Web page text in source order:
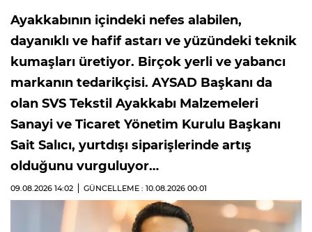
Ayakkabının içindeki nefes alabilen,
dayanıklı ve hafif astarı ve yüzündeki teknik
kumaşları üretiyor. Birçok yerli ve yabancı
markanın tedarikçisi. AYSAD Başkanı da
olan SVS Tekstil Ayakkabı Malzemeleri
Sanayi ve Ticaret Yönetim Kurulu Başkanı
Sait Salıcı, yurtdışı siparişlerinde artış
olduğunu vurguluyor…
09.08.2026 14:02 GÜNCELLEME : 10.08.2026 00:01